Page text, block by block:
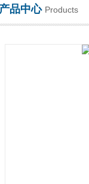
产品中心 Products